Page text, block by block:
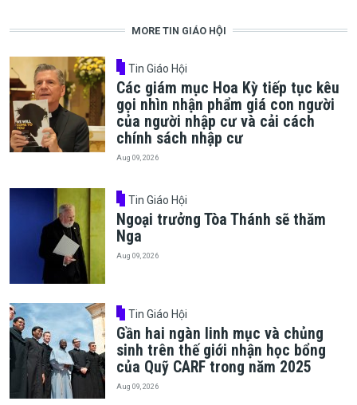
MORE TIN GIÁO HỘI
Tin Giáo Hội
Các giám mục Hoa Kỳ tiếp tục kêu
gọi nhìn nhận phẩm giá con người
của người nhập cư và cải cách
chính sách nhập cư
Aug 09, 2026
Tin Giáo Hội
Ngoại trưởng Tòa Thánh sẽ thăm
Nga
Aug 09, 2026
Tin Giáo Hội
Gần hai ngàn linh mục và chủng
sinh trên thế giới nhận học bổng
của Quỹ CARF trong năm 2025
Aug 09, 2026